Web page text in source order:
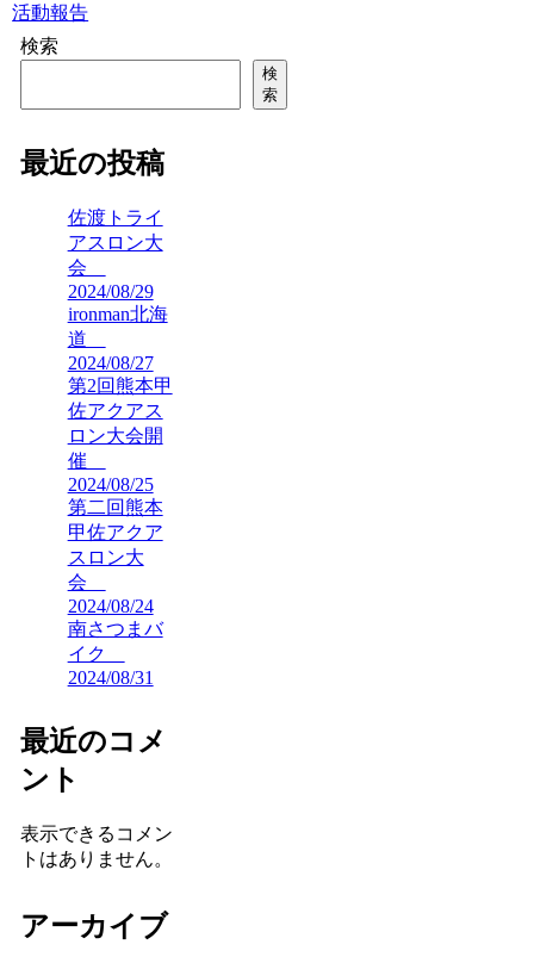
活動報告
検索
検
索
最近の投稿
佐渡トライ
アスロン大
会
2024/08/29
ironman北海
道
2024/08/27
第2回熊本甲
佐アクアス
ロン大会開
催
2024/08/25
第二回熊本
甲佐アクア
スロン大
会
2024/08/24
南さつまバ
イク
2024/08/31
最近のコメ
ント
表示できるコメン
トはありません。
アーカイブ